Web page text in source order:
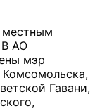
местным
В АО
мэр
Гавани,